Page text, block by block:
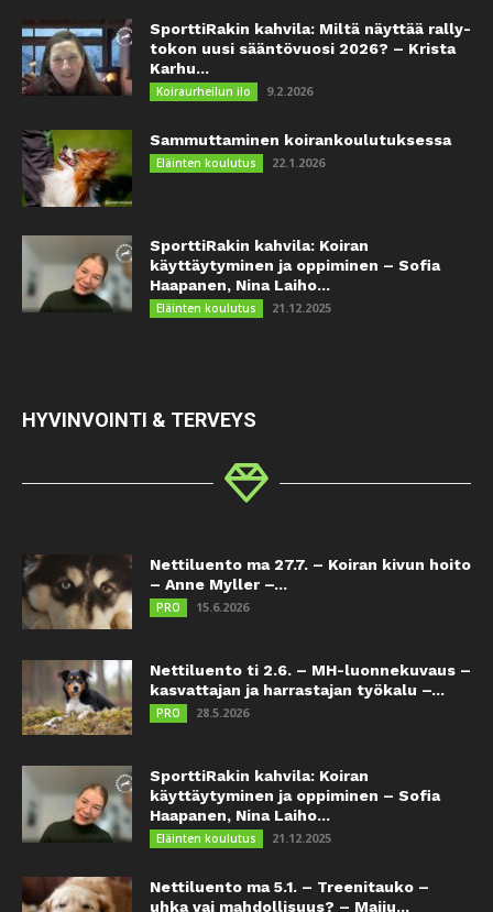
SporttiRakin kahvila: Miltä näyttää rally-
tokon uusi sääntövuosi 2026? – Krista
Karhu...
Koiraurheilun ilo 9.2.2026
Sammuttaminen koirankoulutuksessa
Eläinten koulutus 22.1.2026
SporttiRakin kahvila: Koiran
käyttäytyminen ja oppiminen – Sofia
Haapanen, Nina Laiho...
Eläinten koulutus 21.12.2025
HYVINVOINTI & TERVEYS
Nettiluento ma 27.7. – Koiran kivun hoito
– Anne Myller –...
PRO 15.6.2026
Nettiluento ti 2.6. – MH-luonnekuvaus –
kasvattajan ja harrastajan työkalu –...
PRO 28.5.2026
SporttiRakin kahvila: Koiran
käyttäytyminen ja oppiminen – Sofia
Haapanen, Nina Laiho...
Eläinten koulutus 21.12.2025
Nettiluento ma 5.1. – Treenitauko –
uhka vai mahdollisuus? – Maiju...